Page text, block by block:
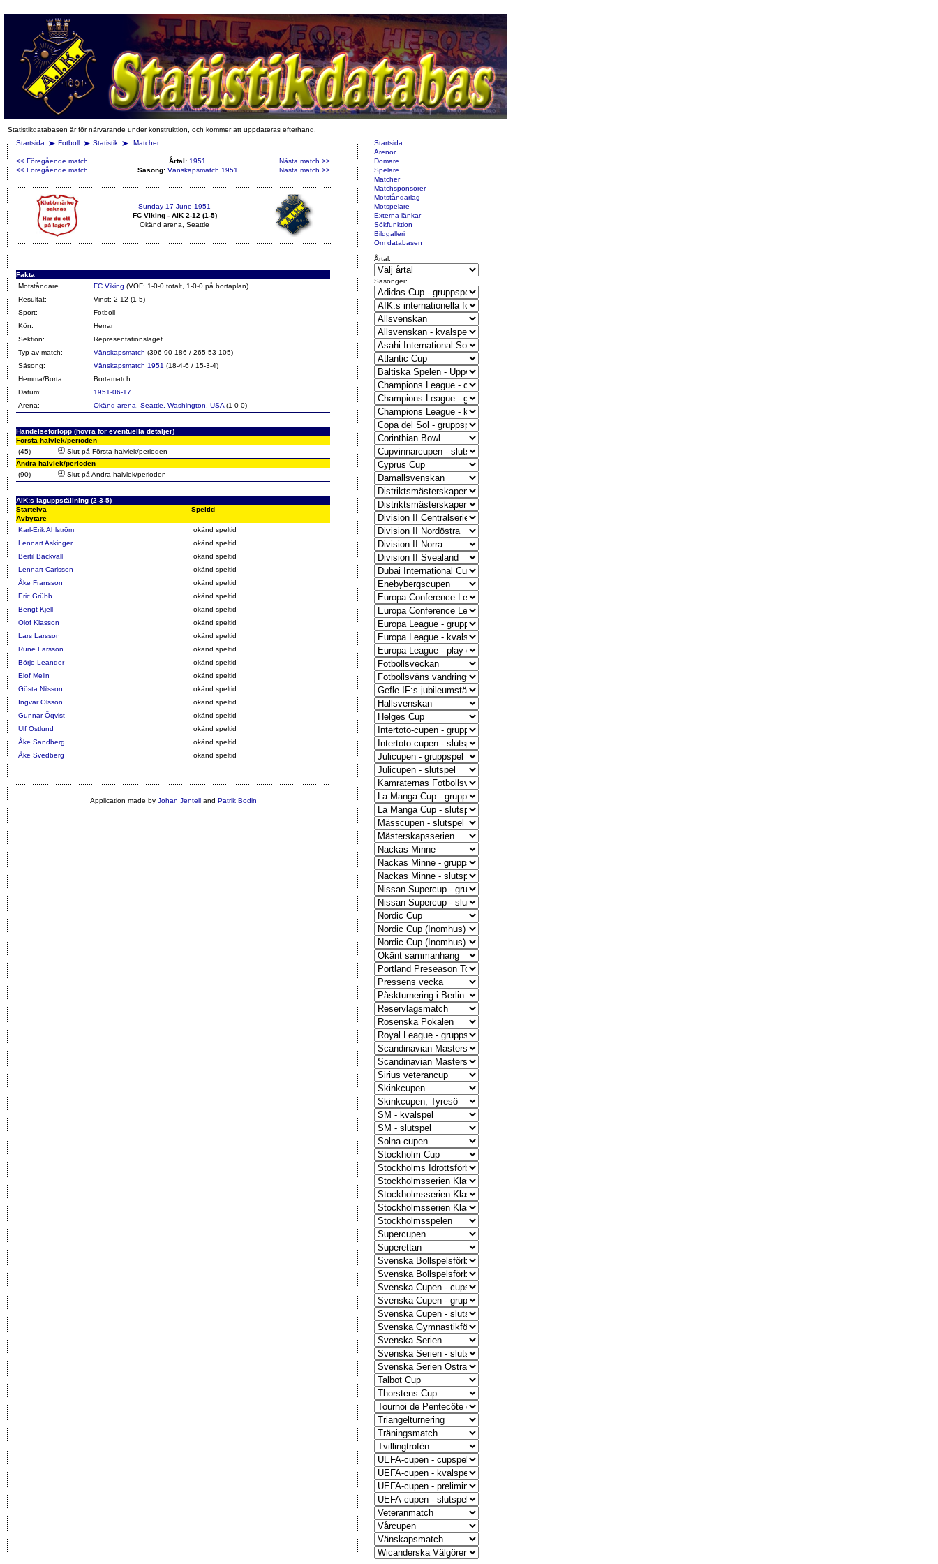
Statistikdatabasen är för närvarande under konstruktion, och kommer att uppdateras efterhand.
Startsida
Fotboll Statistik Matcher
<< Föregående match Årtal: 1951
Nästa match >>
<< Föregående match
Säsong: Vänskapsmatch 1951 Nästa match >>
Sunday 17 June 1951
FC Viking - AIK 2-12 (1-5)
Okänd arena, Seattle
Fakta
Motståndare
FC Viking (VOF: 1-0-0 totalt, 1-0-0 på bortaplan)
Resultat:
Vinst: 2-12 (1-5)
Sport:
Fotboll
Kön:
Herrar
Sektion:
Representationslaget
Typ av match:
Vänskapsmatch (396-90-186 / 265-53-105)
Säsong:
Vänskapsmatch 1951 (18-4-6 / 15-3-4)
Hemma/Borta:
Bortamatch
Datum:
1951-06-17
Arena:
Okänd arena, Seattle, Washington, USA (1-0-0)
Händelseförlopp (hovra för eventuella detaljer)
Första halvlek/perioden
(45)
Slut på Första halvlek/perioden
Andra halvlek/perioden
(90)
Slut på Andra halvlek/perioden
AIK:s laguppställning (2-3-5)
Startelva
Speltid
Avbytare
Karl-Erik Ahlström
okänd speltid
Lennart Askinger
okänd speltid
Bertil Bäckvall
okänd speltid
Lennart Carlsson
okänd speltid
Åke Fransson
okänd speltid
Eric Grübb
okänd speltid
Bengt Kjell
okänd speltid
Olof Klasson
okänd speltid
Lars Larsson
okänd speltid
Rune Larsson
okänd speltid
Börje Leander
okänd speltid
Elof Melin
okänd speltid
Gösta Nilsson
okänd speltid
Ingvar Olsson
okänd speltid
Gunnar Öqvist
okänd speltid
Ulf Östlund
okänd speltid
Åke Sandberg
okänd speltid
Åke Svedberg
okänd speltid
Application made by Johan Jentelland Patrik Bodin
Startsida
Arenor
Domare
Spelare
Matcher
Matchsponsorer
Motståndarlag
Motspelare
Externa länkar
Sökfunktion
Bildgalleri
Om databasen
Årtal:
Säsonger: